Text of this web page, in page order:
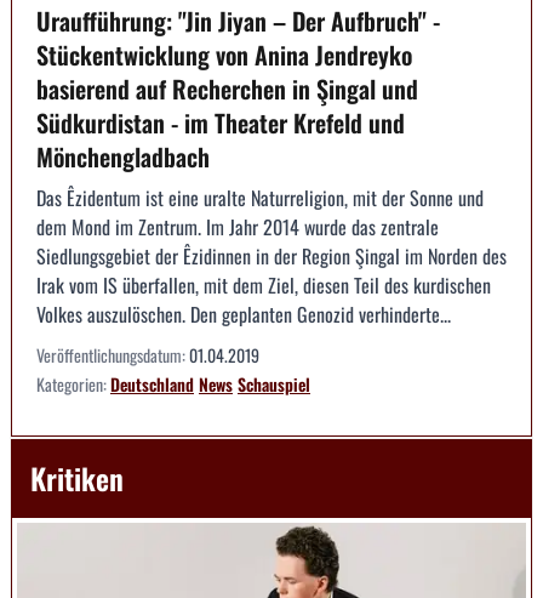
Uraufführung: "Jin Jiyan – Der Aufbruch" -
Stückentwicklung von Anina Jendreyko
basierend auf Recherchen in Şingal und
Südkurdistan - im Theater Krefeld und
Mönchengladbach
Das Êzidentum ist eine uralte Naturreligion, mit der Sonne und
dem Mond im Zentrum. Im Jahr 2014 wurde das zentrale
Siedlungsgebiet der Êzidinnen in der Region Şingal im Norden des
Irak vom IS überfallen, mit dem Ziel, diesen Teil des kurdischen
Volkes auszulöschen. Den geplanten Genozid verhinderte...
Veröffentlichungsdatum:01.04.2019
Kategorien:DeutschlandNewsSchauspiel
Kritiken